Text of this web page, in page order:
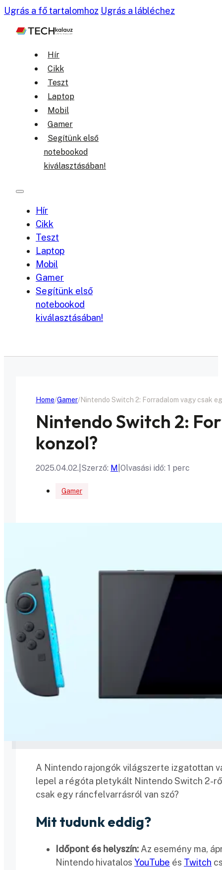
Ugrás a fő tartalomhoz Ugrás a lábléchez
Hír
Cikk
Teszt
Laptop
Mobil
Gamer
Segítünk első
notebookod
kiválasztásában!
Hír
Cikk
Teszt
Laptop
Mobil
Gamer
Segítünk első
notebookod
kiválasztásában!
Home Gamer Nintendo Switch 2: Forradalom vagy csak
Nintendo Switch 2:
konzol?
2025.04.02. Szerző: M Olvasási idő: 1 perc
Gamer
A Nintendo rajongók világszerte izgatottan
lepel a régóta pletykált Nintendo Switch 2-
csak egy ráncfelvarrásról van szó?​
Mit tudunk eddig?
Időpont és helyszín: Az esemény ma,
Nintendo hivatalos YouTube és Twitch